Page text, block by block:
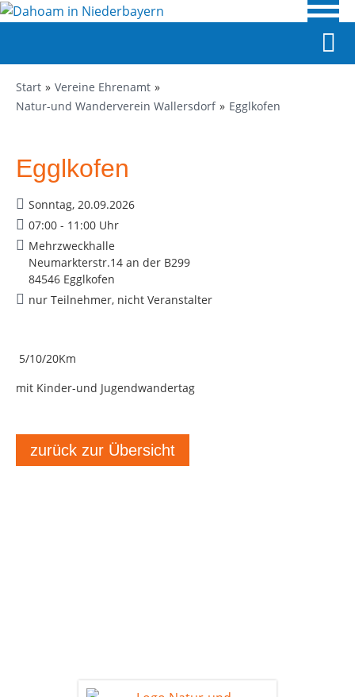
Start
Vereine Ehrenamt
Natur-und Wanderverein Wallersdorf
Egglkofen
Egglkofen
Sonntag, 20.09.2026
07:00 - 11:00 Uhr
Mehrzweckhalle
Neumarkterstr.14 an der B299
84546 Egglkofen
nur Teilnehmer, nicht Veranstalter
5/10/20Km
mit Kinder-und Jugendwandertag
zurück zur Übersicht